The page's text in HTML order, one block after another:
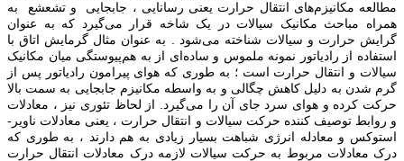
مطالعه مکانیزم‌های انتقال حرارت یعنی رسانایی ، جابجایی و تشعشع به
همراه مباحث مکانیک سیالات در یک شاخه قرار می‌گیرد که به عنوان
گرایش حرارت و سیالات شناخته می‌شود . به عنوان مثال گرمایش اتاق با
استفاده از رادیاتور نمونه ملموس و ساد‌ه‌ای از به هم‌پیوستگی میان مکانیک
سیالات و انتقال حرارت است ؛ به طوری که هوای پیرامون رادیاتور پس از
گرم شدن به دلیل کاهش چگالی و به واسطه مکانیزم جابجایی ‌به سمت بالا
حرکت کرده و هوای سرد جای آن را می‌گیرد. از لحاظ تئوری نیز ، معادلات
و روابط توصیف کننده حرکت سیالات و انتقال حرارت ، یعنی معادلات ناویر-
استوکس و معادله انرژی شباهت بسیار زیادی به هم دارند ، به طوری که
درک معادلات مربوط به حرکت سیالات لازمه درک معادلات انتقال حرارت